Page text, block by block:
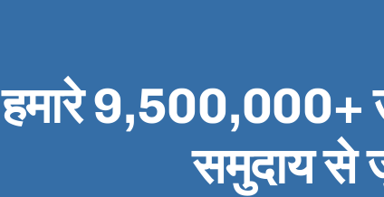
हमारे 9,500,000+
समुदाय से